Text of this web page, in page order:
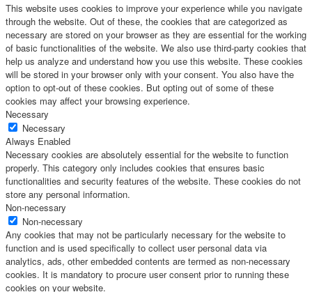
This website uses cookies to improve your experience while you navigate
through the website. Out of these, the cookies that are categorized as
necessary are stored on your browser as they are essential for the working
of basic functionalities of the website. We also use third-party cookies that
help us analyze and understand how you use this website. These cookies
will be stored in your browser only with your consent. You also have the
option to opt-out of these cookies. But opting out of some of these
cookies may affect your browsing experience.
Necessary
Necessary
Always Enabled
Necessary cookies are absolutely essential for the website to function
properly. This category only includes cookies that ensures basic
functionalities and security features of the website. These cookies do not
store any personal information.
Non-necessary
Non-necessary
Any cookies that may not be particularly necessary for the website to
function and is used specifically to collect user personal data via
analytics, ads, other embedded contents are termed as non-necessary
cookies. It is mandatory to procure user consent prior to running these
cookies on your website.